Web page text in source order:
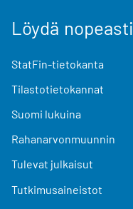
Löydä nopeasti
StatFin-tietokanta
Tilastotietokannat
Suomi lukuina
Rahanarvonmuunnin
Tulevat julkaisut
Tutkimusaineistot